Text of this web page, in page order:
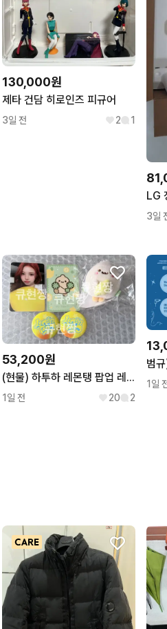
130,000원
제타 건담 히로인즈 피규어
3일 전 2 1
3일
53,200원
(현물) 하투하 레몬탱 팝업 레몬 미니 인형 키링+7만원 입장 이안 포카
1일 전 20 2
1일